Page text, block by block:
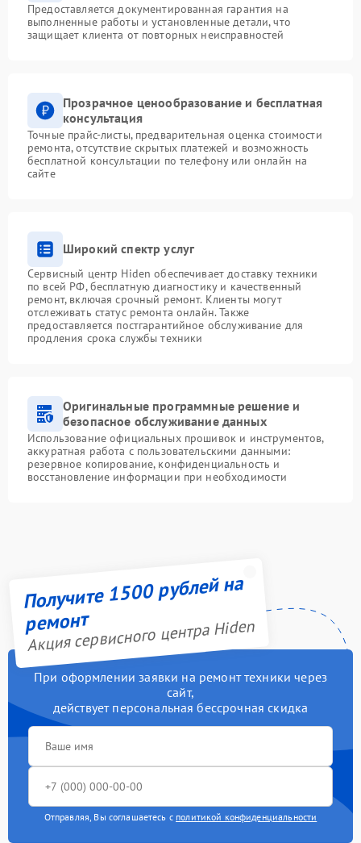
Предоставляется документированная гарантия на
выполненные работы и установленные детали, что
защищает клиента от повторных неисправностей
Прозрачное ценообразование и бесплатная
консультация
Точные прайс-листы, предварительная оценка стоимости
ремонта, отсутствие скрытых платежей и возможность
бесплатной консультации по телефону или онлайн на
сайте
Широкий спектр услуг
Сервисный центр Hiden обеспечивает доставку техники
по всей РФ, бесплатную диагностику и качественный
ремонт, включая срочный ремонт. Клиенты могут
отслеживать статус ремонта онлайн. Также
предоставляется постгарантийное обслуживание для
продления срока службы техники
Оригинальные программные решение и
безопасное обслуживание данных
Использование официальных прошивок и инструментов,
аккуратная работа с пользовательскими данными:
резервное копирование, конфиденциальность и
восстановление информации при необходимости
Получите 1500 рублей на
ремонт
Акция сервисного центра Hiden
При оформлении заявки на ремонт техники через
сайт,
действует персональная бессрочная скидка
Отправляя, Вы соглашаетесь с политикой конфиденциальности